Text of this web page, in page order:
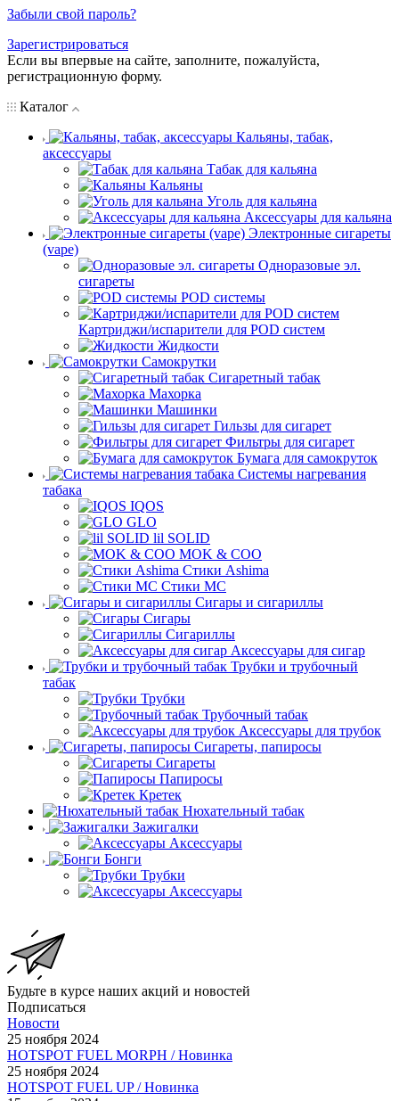
Забыли свой пароль?
Зарегистрироваться
Если вы впервые на сайте, заполните, пожалуйста,
регистрационную форму.
Каталог
Кальяны, табак,
аксессуары
Табак для кальяна
Кальяны
Уголь для кальяна
Аксессуары для кальяна
Электронные сигареты
(vape)
Одноразовые эл.
сигареты
POD системы
Картриджи/испарители для POD систем
Жидкости
Самокрутки
Сигаретный табак
Махорка
Машинки
Гильзы для сигарет
Фильтры для сигарет
Бумага для самокруток
Системы нагревания
табака
IQOS
GLO
lil SOLID
MOK & COO
Стики Ashima
Стики MC
Сигары и сигариллы
Сигары
Сигариллы
Аксессуары для сигар
Трубки и трубочный
табак
Трубки
Трубочный табак
Аксессуары для трубок
Сигареты, папиросы
Сигареты
Папиросы
Кретек
Нюхательный табак
Зажигалки
Аксессуары
Бонги
Трубки
Аксессуары
Будьте в курсе наших акций и новостей
Подписаться
Новости
25 ноября 2024
HOTSPOT FUEL MORPH / Новинка
25 ноября 2024
HOTSPOT FUEL UP / Новинка